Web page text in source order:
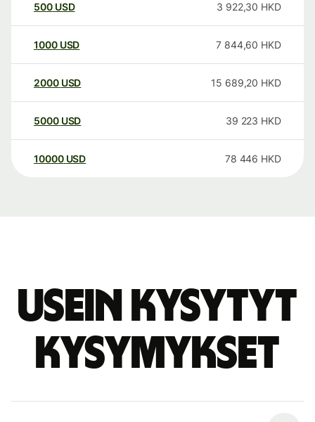
500 USD 3 922,30 HKD
1000 USD 7 844,60 HKD
2000 USD 15 689,20 HKD
5000 USD 39 223 HKD
10000 USD 78 446 HKD
Usein kysytyt
kysymykset